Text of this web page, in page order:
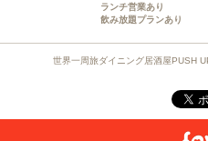
ランチ営業あり
飲み放題プランあり
世界一周旅ダイニング居酒屋PUSH